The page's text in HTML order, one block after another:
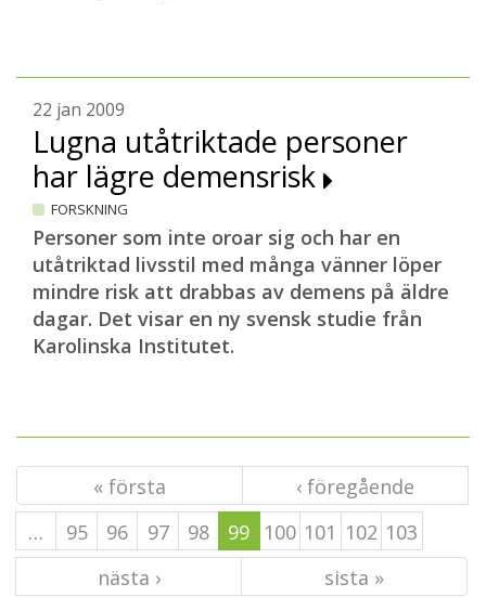
22 jan 2009
Lugna utåtriktade personer
har lägre demensrisk
FORSKNING
Personer som inte oroar sig och har en
utåtriktad livsstil med många vänner löper
mindre risk att drabbas av demens på äldre
dagar. Det visar en ny svensk studie från
Karolinska Institutet.
« första
‹ föregående
…
95 96 97 98 99 100 101 102 103
nästa ›
sista »